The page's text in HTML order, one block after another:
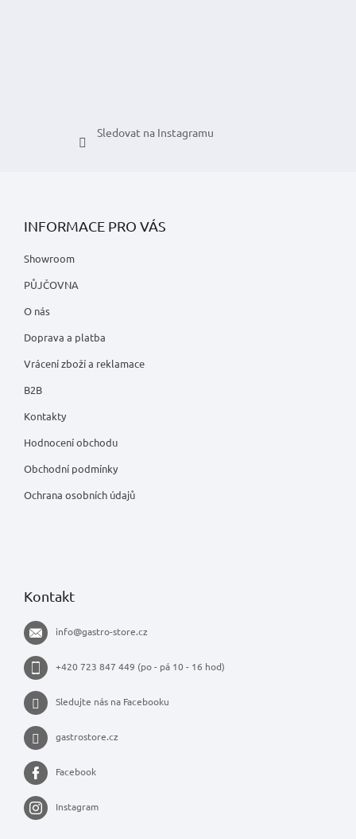
Sledovat na Instagramu
INFORMACE PRO VÁS
Showroom
PŮJČOVNA
O nás
Doprava a platba
Vrácení zboží a reklamace
B2B
Kontakty
Hodnocení obchodu
Obchodní podmínky
Ochrana osobních údajů
Kontakt
info@gastro-store.cz
+420 723 847 449 (po - pá 10 - 16 hod)
Sledujte nás na Facebooku
gastrostore.cz
Facebook
Instagram